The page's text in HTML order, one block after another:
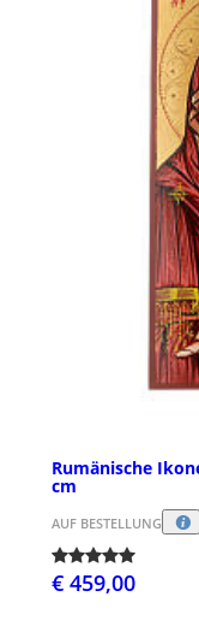
Rumänische
cm
AUF BESTELLUNG
€ 459,00